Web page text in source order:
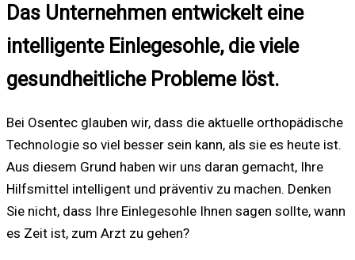
Das Unternehmen entwickelt eine
intelligente Einlegesohle, die viele
gesundheitliche Probleme löst.
Bei Osentec glauben wir, dass die aktuelle orthopädische
Technologie so viel besser sein kann, als sie es heute ist.
Aus diesem Grund haben wir uns daran gemacht, Ihre
Hilfsmittel intelligent und präventiv zu machen. Denken
Sie nicht, dass Ihre Einlegesohle Ihnen sagen sollte, wann
es Zeit ist, zum Arzt zu gehen?